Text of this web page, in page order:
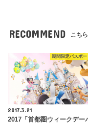
RECOMMEND こち
期間限定パスポー
2017.3.21
2017「首都圏ウィークデー